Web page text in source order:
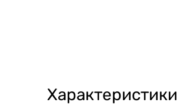
Характеристики